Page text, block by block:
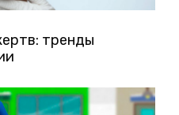
тренды